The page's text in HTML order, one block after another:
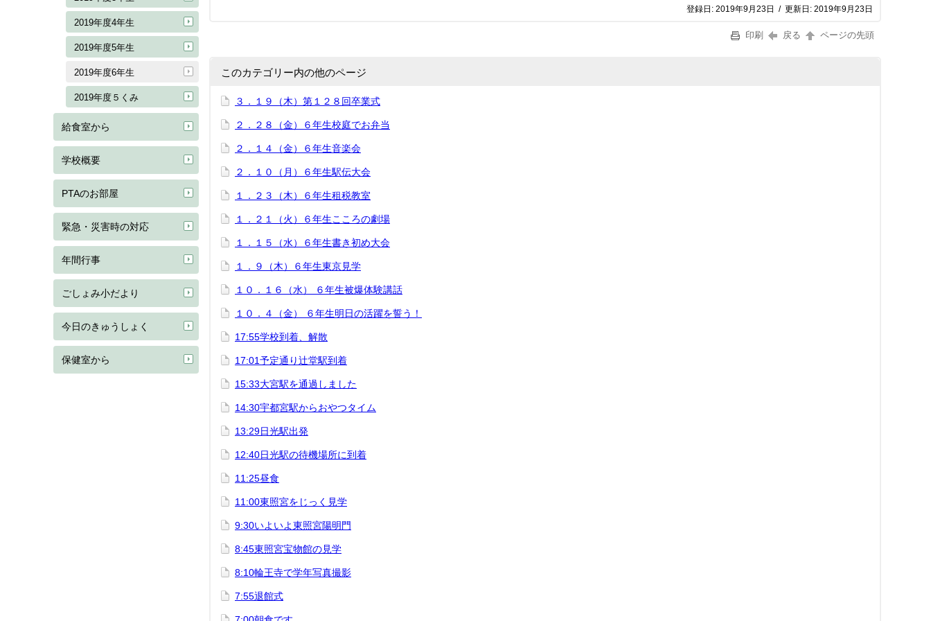
2019年度4年生
2019年度5年生
2019年度6年生
2019年度５くみ
給食室から
学校概要
PTAのお部屋
緊急・災害時の対応
年間行事
ごしょみ小だより
今日のきゅうしょく
保健室から
登録日: 2019年9月23日 / 更新日: 2019年9月23日
印刷 戻る ページの先頭
このカテゴリー内の他のページ
３．１９（木）第１２８回卒業式
２．２８（金）６年生校庭でお弁当
２．１４（金）６年生音楽会
２．１０（月）６年生駅伝大会
１．２３（木）６年生租税教室
１．２１（火）６年生こころの劇場
１．１５（水）６年生書き初め大会
１．９（木）６年生東京見学
１０．１６（水） ６年生被爆体験講話
１０．４（金） ６年生明日の活躍を誓う！
17:55学校到着、解散
17:01予定通り辻堂駅到着
15:33大宮駅を通過しました
14:30宇都宮駅からおやつタイム
13:29日光駅出発
12:40日光駅の待機場所に到着
11:25昼食
11:00東照宮をじっく見学
9:30いよいよ東照宮陽明門
8:45東照宮宝物館の見学
8:10輪王寺で学年写真撮影
7:55退館式